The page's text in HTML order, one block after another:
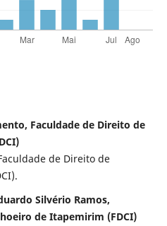
Faculdade de Direito de
de Direito de
Silvério Ramos,
de Itapemirim (FDCI)